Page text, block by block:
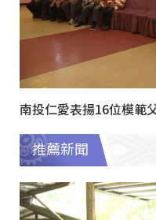
南投仁愛表揚16位模範
推薦新聞